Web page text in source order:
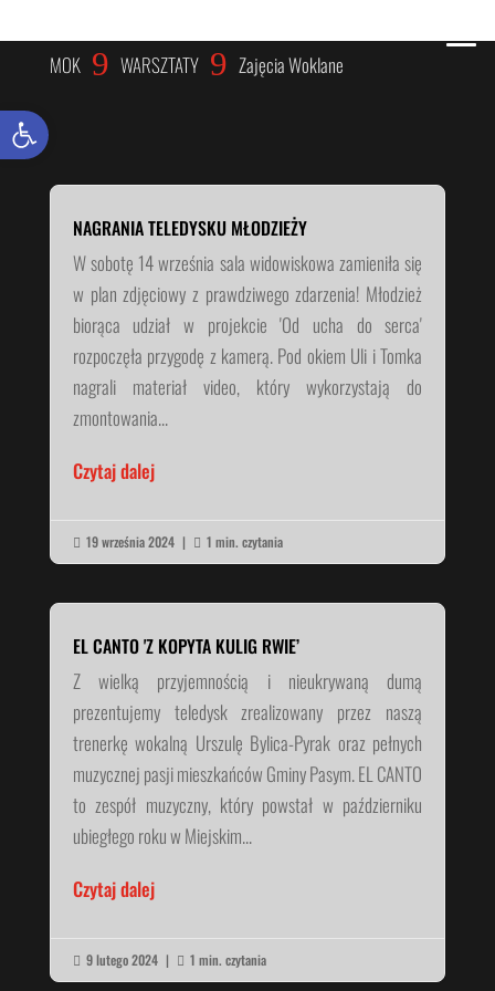
MOK 9 WARSZTATY 9 Zajęcia Woklane
NAGRANIA TELEDYSKU MŁODZIEŻY
W sobotę 14 września sala widowiskowa zamieniła się
w plan zdjęciowy z prawdziwego zdarzenia! Młodzież
biorąca udział w projekcie 'Od ucha do serca'
rozpoczęła przygodę z kamerą. Pod okiem Uli i Tomka
nagrali materiał video, który wykorzystają do
zmontowania...
Czytaj dalej
 19 września 2024 |  1 min. czytania
EL CANTO 'Z KOPYTA KULIG RWIE’
Z wielką przyjemnością i nieukrywaną dumą
prezentujemy teledysk zrealizowany przez naszą
trenerkę wokalną Urszulę Bylica-Pyrak oraz pełnych
muzycznej pasji mieszkańców Gminy Pasym. EL CANTO
to zespół muzyczny, który powstał w październiku
ubiegłego roku w Miejskim...
Czytaj dalej
 9 lutego 2024 |  1 min. czytania
Otwórz pasek narzędzi